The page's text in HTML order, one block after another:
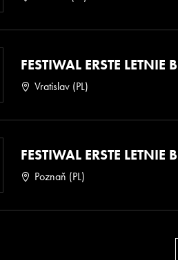
FESTIWAL ERSTE LETNIE
Vratislav (PL)
FESTIWAL ERSTE LETNIE
Poznaň (PL)